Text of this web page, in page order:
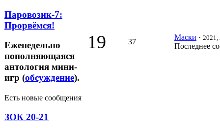
Паровозик-7:
Прорвёмся!
Еженедельно
пополняющаяся
антология мини-
игр (обсуждение).
19 37
Маски · 2021,
Последнее
Есть новые сообщения
ЗОК 20-21